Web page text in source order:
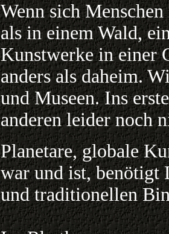
Wenn sich
als in einem Wald,
Kunstwerke in einer
anders als daheim.
und Museen. Ins
anderen leider noch
Planetare, globale
war und ist, benötigt
und traditionellen